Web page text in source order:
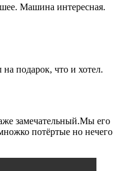
Машина интересная.
подарок, что и хотел.
замечательный.Мы его
потёртые но нечего